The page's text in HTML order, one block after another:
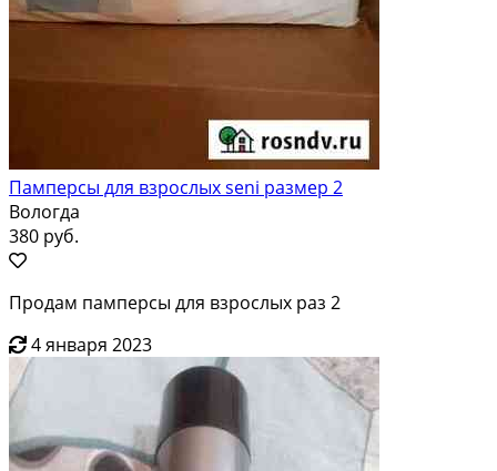
Памперсы для взрослых seni размер 2
Вологда
380 руб.
Продам памперсы для взрослых раз 2
4 января 2023